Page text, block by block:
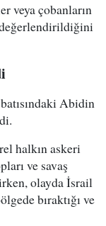
veya çobanların
Abidin
halkın askeri
ve savaş
olayda İsrail
bıraktığı ve